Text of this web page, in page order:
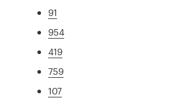
91
954
419
759
107